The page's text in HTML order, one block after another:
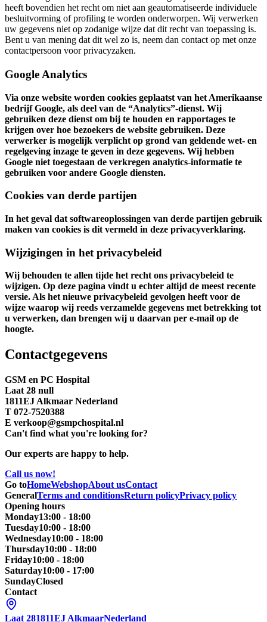
heeft bovendien het recht om niet aan geautomatiseerde individuele
besluitvorming of profiling te worden onderworpen. Wij verwerken
uw gegevens niet op zodanige wijze dat dit recht van toepassing is.
Bent u van mening dat dit wel zo is, neem dan contact op met onze
contactpersoon voor privacyzaken.
Google Analytics
Via onze website worden cookies geplaatst van het Amerikaanse
bedrijf Google, als deel van de “Analytics”-dienst. Wij
gebruiken deze dienst om bij te houden en rapportages te
krijgen over hoe bezoekers de website gebruiken. Deze
verwerker is mogelijk verplicht op grond van geldende wet- en
regelgeving inzage te geven in deze gegevens. Wij hebben
Google niet toegestaan de verkregen analytics-informatie te
gebruiken voor andere Google diensten.
Cookies van derde partijen
In het geval dat softwareoplossingen van derde partijen gebruik
maken van cookies is dit vermeld in deze privacyverklaring.
Wijzigingen in het privacybeleid
Wij behouden te allen tijde het recht ons privacybeleid te
wijzigen. Op deze pagina vindt u echter altijd de meest recente
versie. Als het nieuwe privacybeleid gevolgen heeft voor de
wijze waarop wij reeds verzamelde gegevens met betrekking tot
u verwerken, dan brengen wij u daarvan per e-mail op de
hoogte.
Contactgegevens
GSM en PC Hospital
Laat 28 null
1811EJ Alkmaar Nederland
T 072-7520388
E verkoop@gsmpchospital.nl
Can't find what you're looking for?
Our experts are happy to help.
Call us now!
Go toHomeWebshopAbout usContact
GeneralTerms and conditionsReturn policyPrivacy policy
Opening hours
Monday13:00 - 18:00
Tuesday10:00 - 18:00
Wednesday10:00 - 18:00
Thursday10:00 - 18:00
Friday10:00 - 18:00
Saturday10:00 - 17:00
SundayClosed
Contact
Laat 281811EJ AlkmaarNederland